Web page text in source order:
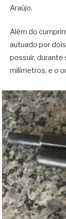
Araújo.
Além do
autuado por
possuir, durante
milímetros, e o